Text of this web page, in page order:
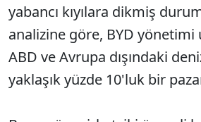
yabancı kıyılara dikmiş
analizine göre, BYD yönetimi
ABD ve Avrupa dışındaki
yaklaşık yüzde 10'luk bir